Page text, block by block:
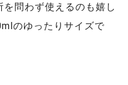
問わず使えるのも嬉し
のゆったりサイズで